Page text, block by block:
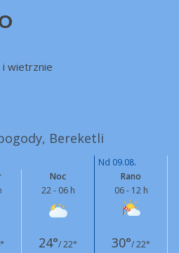
i wietrznie
Bereketli
Nd 09.08.
Noc
22 - 06 h
Rano
06 - 12 h
24°/ 22° 30°/ 22°